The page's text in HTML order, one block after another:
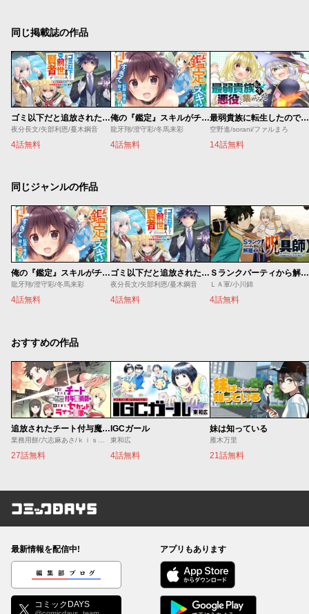
同じ掲載誌の作品
ゴミ以下だと追放された使用人、実は前世賢者です ～史上最強の賢者、世界最高峰の学園に通う～
夜分長文/矢部利恩/蔓木鋼音
4話無料
俺の『鑑定』スキルがチートすぎて
龍牙翔/澄守彩/冬馬来彩
4話無料
最弱貴族に転生したので悪役たちを集めてみた
空野進/sorani/ファルまろ
14話無料
同じジャンルの作品
俺の『鑑定』スキルがチートすぎて
龍牙翔/澄守彩/冬馬来彩
4話無料
ゴミ以下だと追放された使用人、実は前世賢者です ～史上最強の賢者、世界最高峰の学園に通う～
夜分長文/矢部利恩/蔓木鋼音
4話無料
Ｓランクパーティから解雇された【呪具師】～『呪いのアイテム』しか作れませんが、その性能はアーティファクト級なり……！～
ＬＡ軍/小川錦
4話無料
おすすめの作品
追放されたチート付与魔術師は気ままなセカンドライフを謳歌する。 ～俺は武器だけじゃなく、あらゆるものに『強化ポイント』を付与できるし、俺の意思でいつでも効果を解除できるけど、残った人たち大丈夫？～
27話無料
IGCガール
東和広
4話無料
妹は知っている
雁木万里
21話無料
コミックDAYS
最新情報を配信中!
編集部ブログ
コミックDAYS
アプリもあります